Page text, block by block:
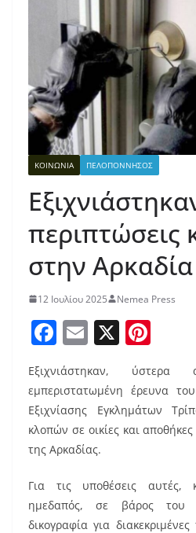
ΚΟΙΝΩΝΙΑ ΠΕΛΟΠΟΝΝΗΣΟΣ
περιπτώσεις
στην Αρκαδία
12 Ιουλίου 2025 Nemea Press
F
a
c
e
b
o
o
k
E
ai
X
er
e
st
Εξιχνιάστηκαν,
εμπεριστατωμένη έρευνα
Εξιχνίασης Εγκλημάτων
κλοπών σε οικίες και
της Αρκαδίας.
Για τις υποθέσεις αυτές,
ημεδαπός, σε βάρος του
δικογραφία για